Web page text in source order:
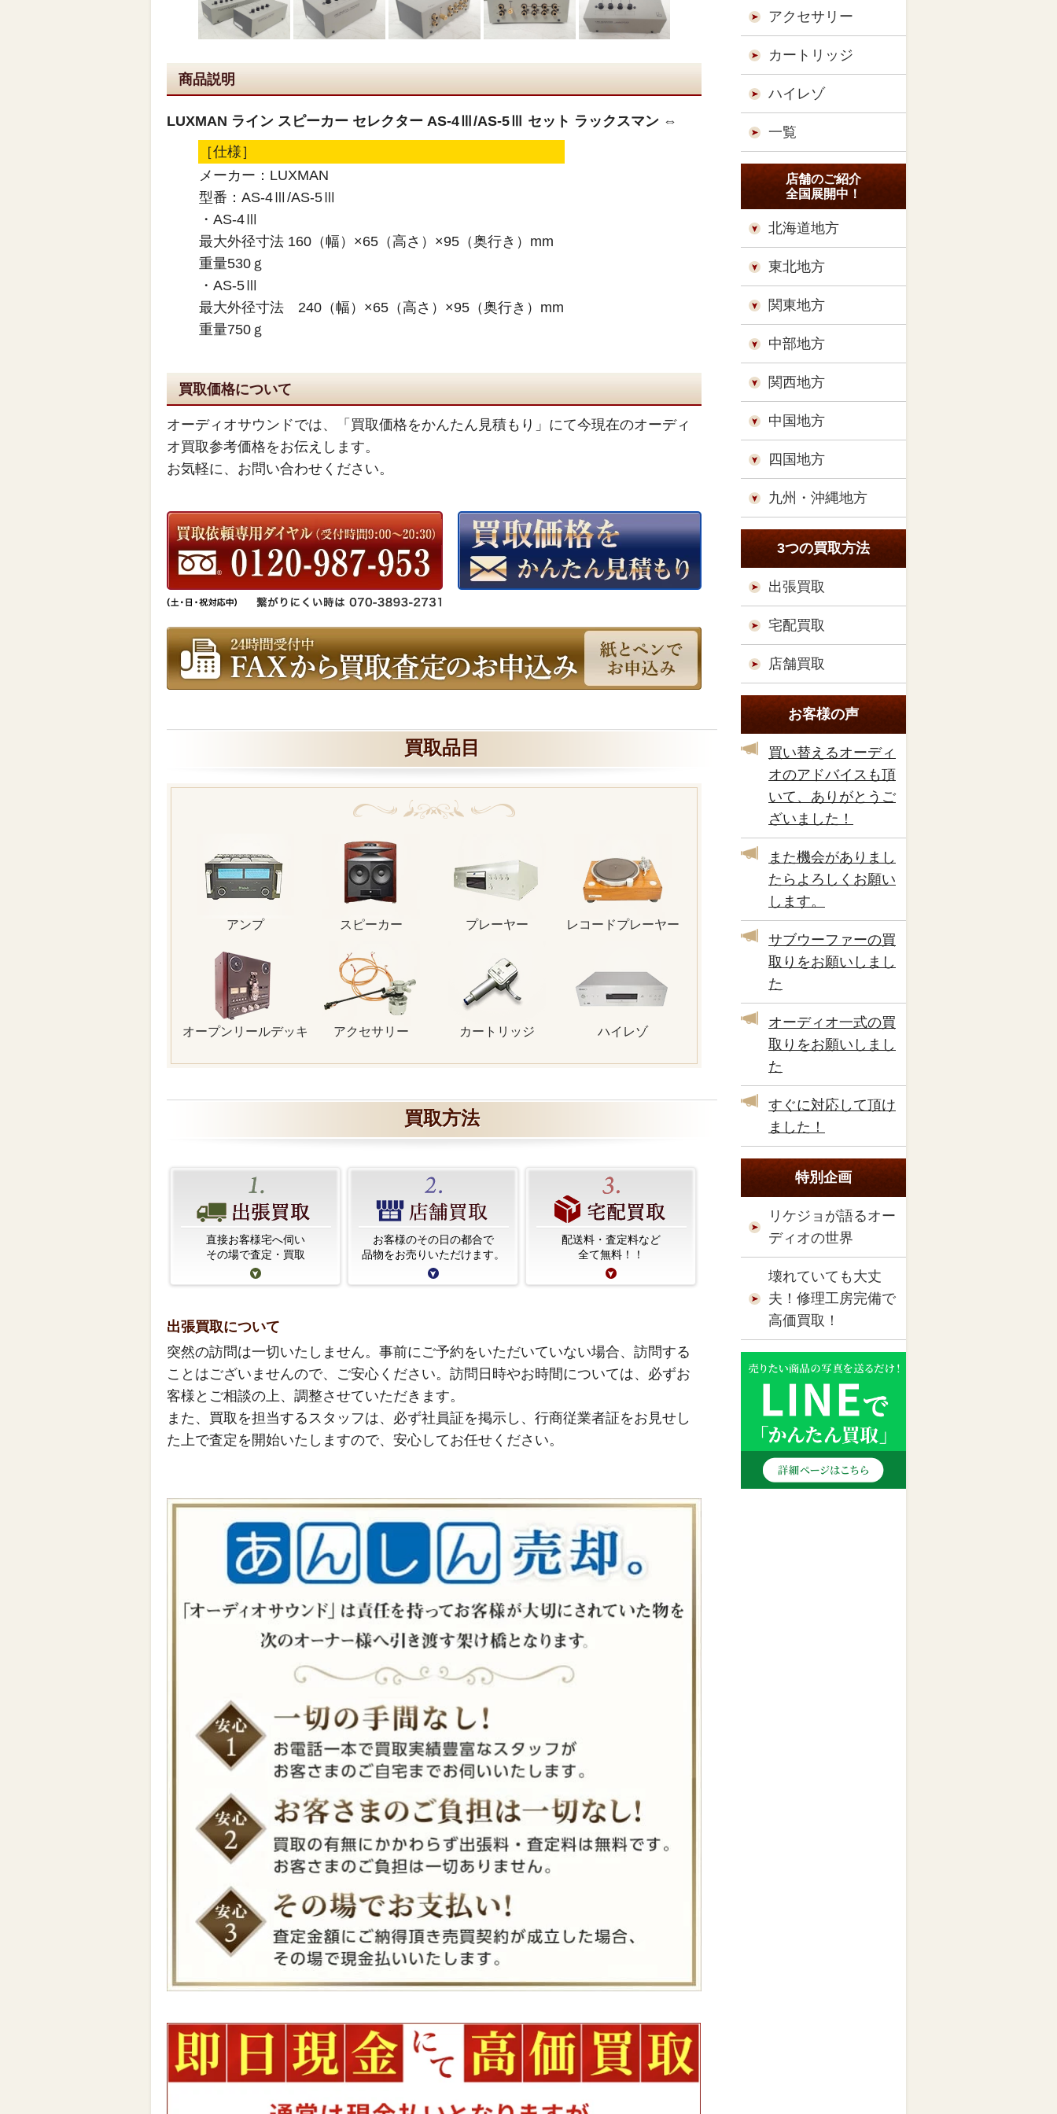
商品説明
LUXMAN ライン スピーカー セレクター AS-4Ⅲ/AS-5Ⅲ セット ラックスマン ⇔
［仕様］
メーカー：LUXMAN
型番：AS-4Ⅲ/AS-5Ⅲ
・AS-4Ⅲ
最大外径寸法 160（幅）×65（高さ）×95（奥行き）mm
重量530ｇ
・AS-5Ⅲ
最大外径寸法 240（幅）×65（高さ）×95（奥行き）mm
重量750ｇ
買取価格について
オーディオサウンドでは、「買取価格をかんたん見積もり」にて今現在のオーディ
オ買取参考価格をお伝えします。
お気軽に、お問い合わせください。
買取品目
アンプ スピーカー プレーヤー レコードプレーヤー
オープンリールデッキ アクセサリー カートリッジ ハイレゾ
買取方法
直接お客様宅へ伺い
その場で査定・買取
お客様のその日の都合で
品物をお売りいただけます。
配送料・査定料など
全て無料！！
出張買取について
突然の訪問は一切いたしません。事前にご予約をいただいていない場合、訪問する
ことはございませんので、ご安心ください。訪問日時やお時間については、必ずお
客様とご相談の上、調整させていただきます。
また、買取を担当するスタッフは、必ず社員証を掲示し、行商従業者証をお見せし
た上で査定を開始いたしますので、安心してお任せください。
アクセサリー
カートリッジ
ハイレゾ
一覧
店舗のご紹介
全国展開中！
北海道地方
東北地方
関東地方
中部地方
関西地方
中国地方
四国地方
九州・沖縄地方
3つの買取方法
出張買取
宅配買取
店舗買取
お客様の声
買い替えるオーディ
オのアドバイスも頂
いて、ありがとうご
ざいました！
また機会がありまし
たらよろしくお願い
します。
サブウーファーの買
取りをお願いしまし
た
オーディオ一式の買
取りをお願いしまし
た
すぐに対応して頂け
ました！
特別企画
リケジョが語るオー
ディオの世界
壊れていても大丈
夫！修理工房完備で
高価買取！